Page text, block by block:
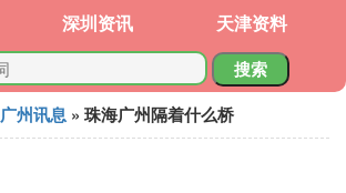
深圳资讯 天津资料
搜索
广州讯息 » 珠海广州隔着什么桥